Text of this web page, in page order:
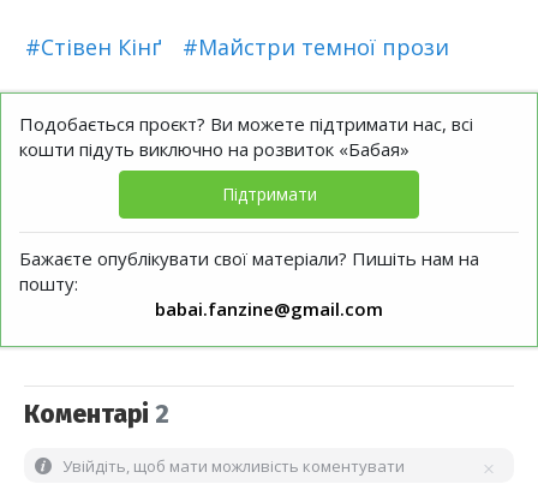
#Стівен Кінґ #Майстри темної прози
Подобається проєкт? Ви можете підтримати нас, всі
кошти підуть виключно на розвиток «Бабая»
Підтримати
Бажаєте опублікувати свої матеріали? Пишіть нам на
пошту:
babai.fanzine@gmail.com
Коментарі 2
Увійдіть, щоб мати можливість коментувати